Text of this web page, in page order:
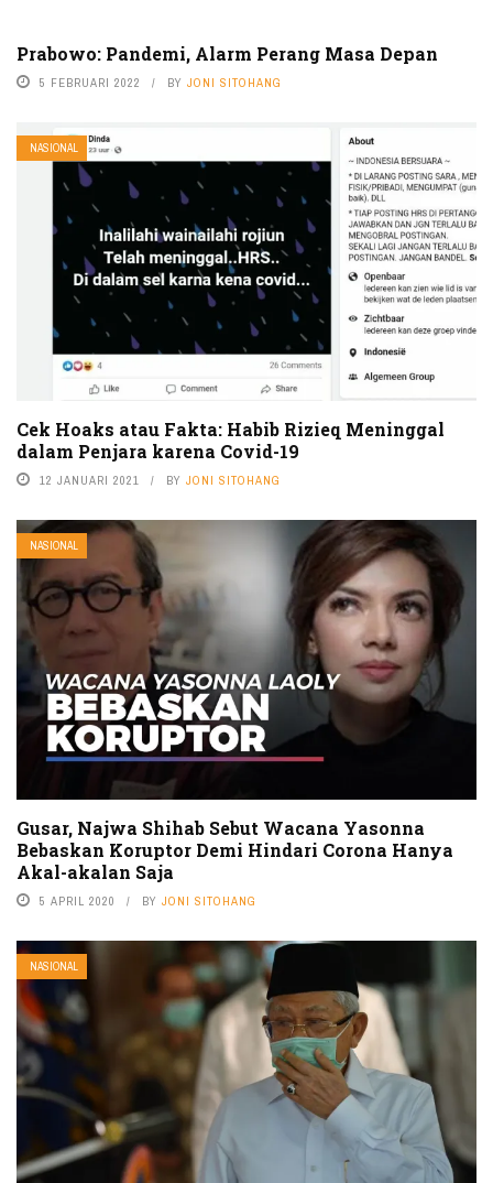
Prabowo: Pandemi, Alarm Perang Masa Depan
5 FEBRUARI 2022 BY JONI SITOHANG
NASIONAL
Cek Hoaks atau Fakta: Habib Rizieq Meninggal
dalam Penjara karena Covid-19
12 JANUARI 2021 BY JONI SITOHANG
NASIONAL
Gusar, Najwa Shihab Sebut Wacana Yasonna
Bebaskan Koruptor Demi Hindari Corona Hanya
Akal-akalan Saja
5 APRIL 2020 BY JONI SITOHANG
NASIONAL